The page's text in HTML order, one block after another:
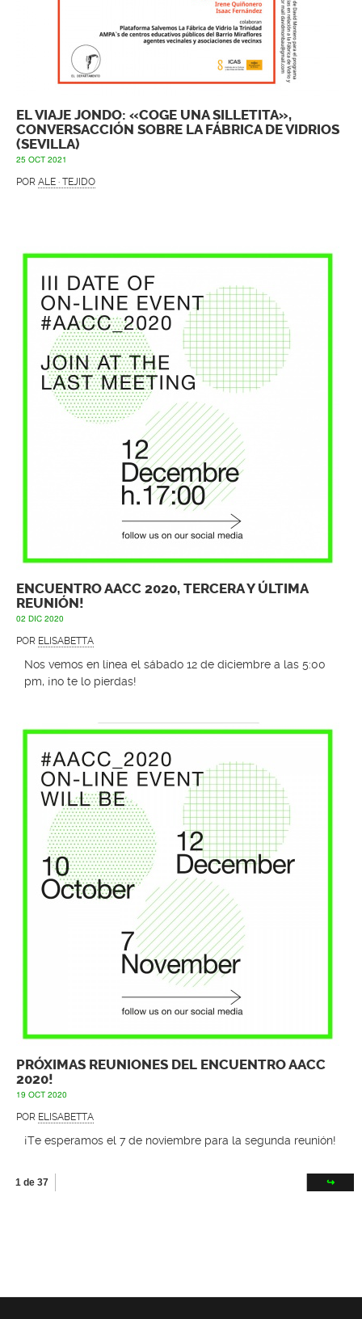
EL VIAJE JONDO: «COGE UNA SILLETITA»,
CONVERSACCIÓN SOBRE LA FÁBRICA DE VIDRIOS
(SEVILLA)
25 OCT 2021
POR ALE · TEJIDO
ENCUENTRO AACC 2020, TERCERA Y ÚLTIMA
REUNIÓN!
02 DIC 2020
POR ELISABETTA
Nos vemos en línea el sábado 12 de diciembre a las 5:00
pm, ¡no te lo pierdas!
PRÓXIMAS REUNIONES DEL ENCUENTRO AACC
2020!
19 OCT 2020
POR ELISABETTA
¡Te esperamos el 7 de noviembre para la segunda reunión!
1 de 37 ↪